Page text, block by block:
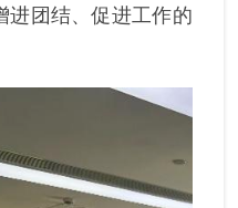
进团结、促进工作的